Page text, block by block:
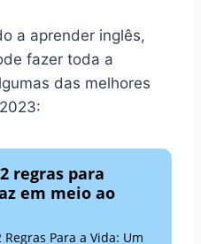
a aprender inglês,
fazer toda a
das melhores
regras para
em meio ao
Para a Vida: Um